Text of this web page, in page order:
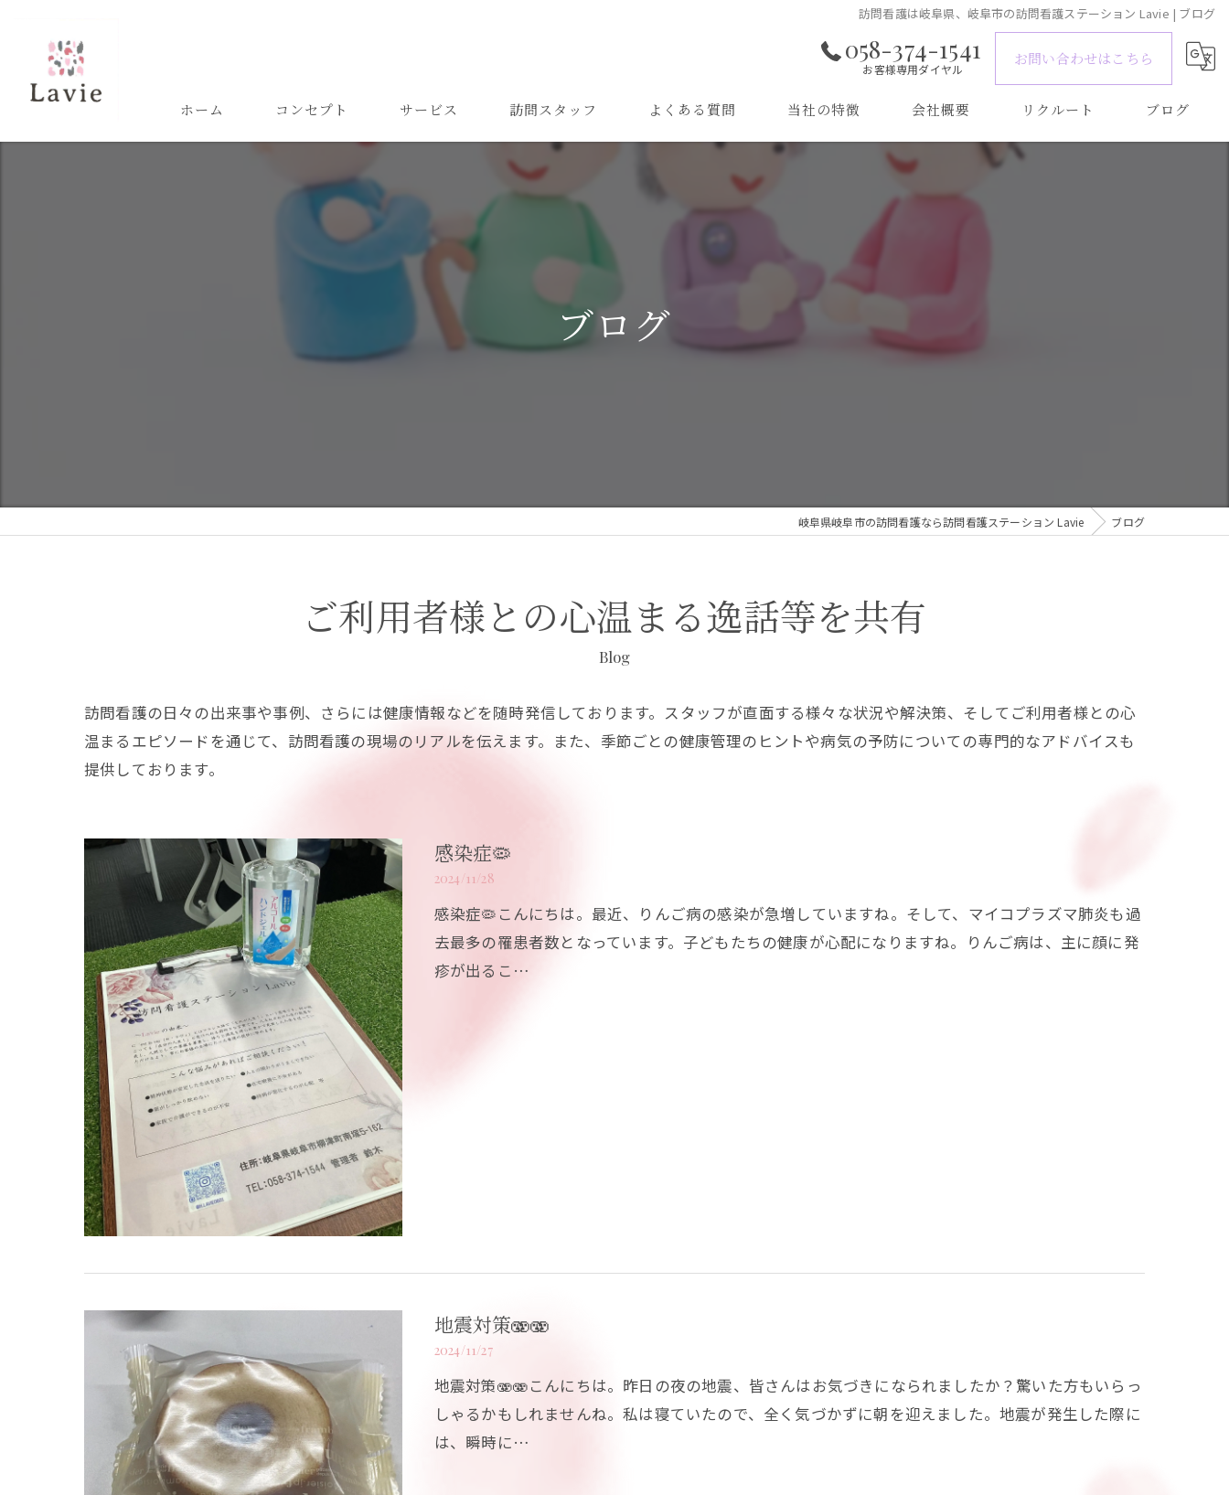
訪問看護は岐阜県、岐阜市の訪問看護ステーション Lavie | ブログ
058-374-1541
お客様専用ダイヤル
お問い合わせはこちら
ホーム コンセプト サービス 訪問スタッフ よくある質問 当社の特徴
24時間
精神
会社概要 リクルート ブログ
ブログ
岐阜県岐阜市の訪問看護なら訪問看護ステーション Lavie ブログ
ご利用者様との心温まる逸話等を共有
Blog
訪問看護の日々の出来事や事例、さらには健康情報などを随時発信しております。スタッフが直面する様々な状況や解決策、そしてご利用者様との心
温まるエピソードを通じて、訪問看護の現場のリアルを伝えます。また、季節ごとの健康管理のヒントや病気の予防についての専門的なアドバイスも
提供しております。
感染症🦠
2024/11/28
感染症🦠こんにちは。最近、りんご病の感染が急増していますね。そして、マイコプラズマ肺炎も過
去最多の罹患者数となっています。子どもたちの健康が心配になりますね。りんご病は、主に顔に発
疹が出るこ…
地震対策🫨🫨
2024/11/27
地震対策🫨🫨こんにちは。昨日の夜の地震、皆さんはお気づきになられましたか？驚いた方もいらっ
しゃるかもしれませんね。私は寝ていたので、全く気づかずに朝を迎えました。地震が発生した際に
は、瞬時に…